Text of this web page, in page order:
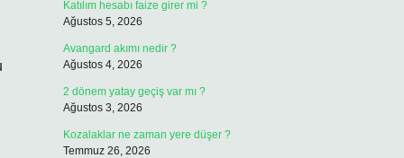
Katılım hesabı faize girer mi ?
Ağustos 5, 2026
Avangard akımı nedir ?
Ağustos 4, 2026
2 dönem yatay geçiş var mı ?
Ağustos 3, 2026
Kozalaklar ne zaman yere düşer ?
Temmuz 26, 2026